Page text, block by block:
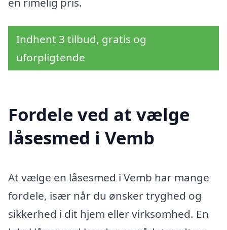
Indhent 3 tilbud, gratis og
uforpligtende
Fordele ved at vælge
låsesmed i Vemb
At vælge en låsesmed i Vemb har mange
fordele, især når du ønsker tryghed og
sikkerhed i dit hjem eller virksomhed. En